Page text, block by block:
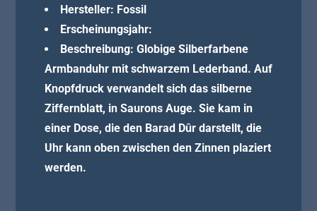
Hersteller: Fossil
Erscheinungsjahr:
Beschreibung: Globige Silberfarbene
Armbanduhr mit schwarzem Lederband. Auf
Knopfdruck verwandelt sich das silberne
Ziffernblatt, in Saurons Auge. Sie kam in
einer Dose, die den Barad Dûr darstellt, die
Uhr kann oben zwischen den Zinnen plaziert
werden.